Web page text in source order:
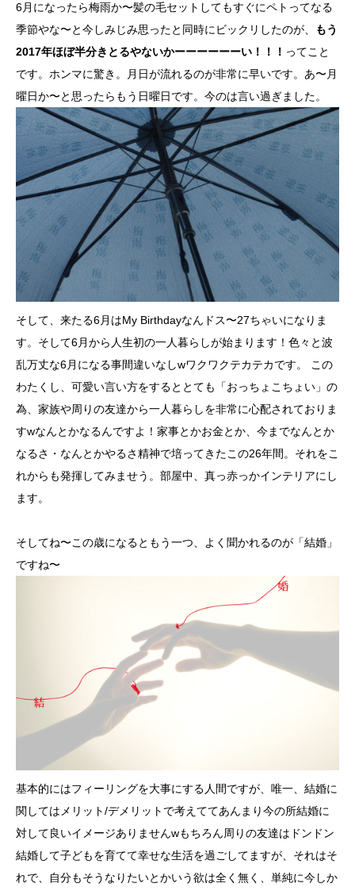
6月になったら梅雨か〜髪の毛セットしてもすぐにペトってなる
季節やな〜と今しみじみ思ったと同時にビックリしたのが、
もう
2017年ほぼ半分きとるやないかーーーーーーい！！！ ってこと
です。ホンマに驚き。月日が流れるのが非常に早いです。あ〜月
曜日か〜と思ったらもう日曜日です。今のは言い過ぎました。
そして、来たる6月はMy Birthdayなんドス〜27ちゃいになりま
す。そして6月から人生初の一人暮らしが始まります！色々と波
乱万丈な6月になる事間違いなしwワクワクテカテカです。 この
わたくし、可愛い言い方をするととても「おっちょこちょい」の
為、家族や周りの友達から一人暮らしを非常に心配されておりま
すwなんとかなるんですよ！家事とかお金とか、今までなんとか
なるさ・なんとかやるさ精神で培ってきたこの26年間。それをこ
れからも発揮してみませう。部屋中、真っ赤っかインテリアにし
ます。
そしてね〜この歳になるともう一つ、よく聞かれるのが「結婚」
ですね〜
基本的にはフィーリングを大事にする人間ですが、唯一、結婚に
関してはメリット/デメリットで考えててあんまり今の所結婚に
対して良いイメージありませんwもちろん周りの友達はドンドン
結婚して子どもを育てて幸せな生活を過ごしてますが、それはそ
れで、自分もそうなりたいとかいう欲は全く無く、単純に今しか